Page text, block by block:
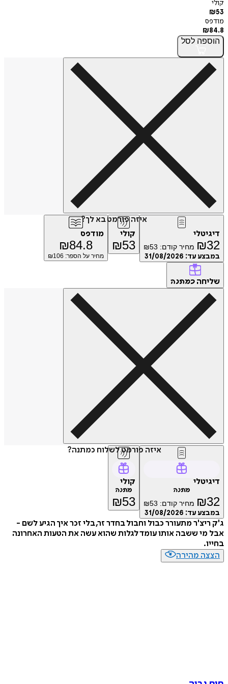
לסל
איזה פורמט בא לך?
₪ מחיר קודם: ₪53
עד:31/08/2026
₪ 53
מודפס
₪84.8
מחיר על הספר: ₪106
כמתנה
איזה פורמט לשלוח כמתנה?
₪ מחיר קודם: ₪53
עד:31/08/2026
₪ 53
מתעורר כבול וחבול בחדר זר, בלי זכר איך הגיע לשם -
ששבה אותו עומד לגלות שהוא עשה את הטעות האחרונה
מהירה